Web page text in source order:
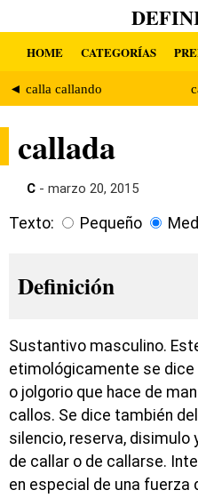
HOME CATEGORÍAS
◄ calla callando
callada
C - marzo 20, 2015
Texto: Pequeño
Definición
Sustantivo masculino.
etimológicamente se dice
o jolgorio que hace de
callos. Se dice también
silencio, reserva,
de callar o de callarse.
en especial de una fuerza